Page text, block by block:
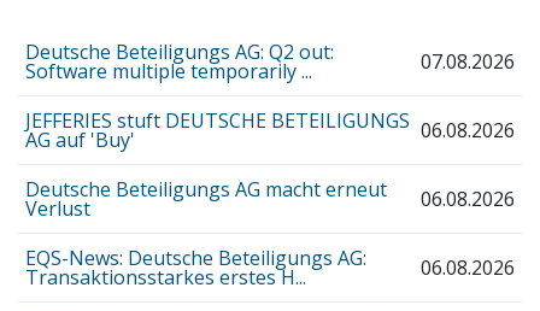
Deutsche Beteiligungs AG: Q2 out:
Software multiple temporarily ... 07.08.2026
JEFFERIES stuft DEUTSCHE BETEILIGUNGS
AG auf 'Buy' 06.08.2026
Deutsche Beteiligungs AG macht erneut
Verlust 06.08.2026
EQS-News: Deutsche Beteiligungs AG:
Transaktionsstarkes erstes H... 06.08.2026